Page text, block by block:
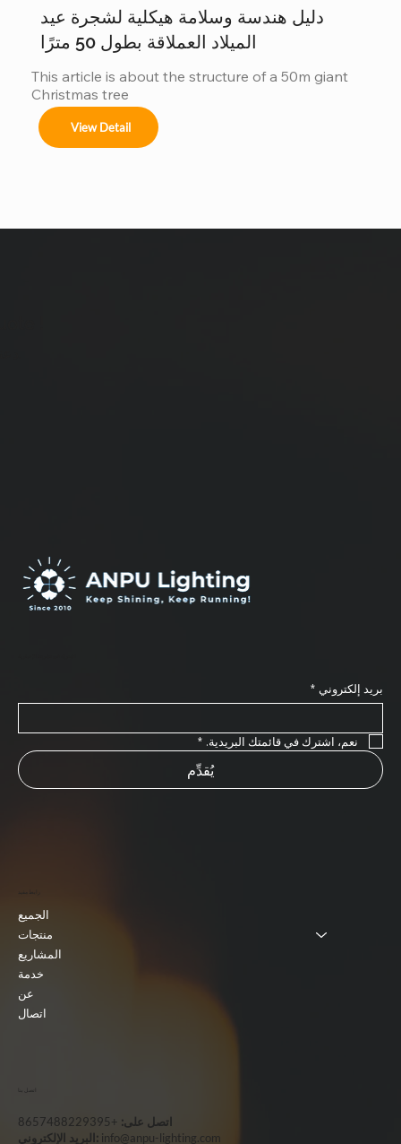
دليل هندسة وسلامة هيكلية لشجرة عيد
الميلاد العملاقة بطول 50 مترًا
This article is about the structure of a 50m giant
Christmas tree
View Detail
اتصل بنا
اتصل على: +8657488229395
البريد الإلكتروني: info@anpu-lighting.com
الجميع
منتجات
المشاريع
خدمة
عن
اتصال
بريد إلكتروني *
نعم، اشترك في قائمتك البريدية. *
يُقدِّم